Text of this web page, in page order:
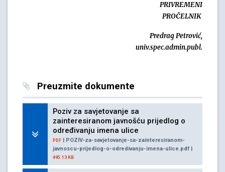
PRIVREMENI
PROČELNIK
Predrag Petrović,
univ.spec.admin.publ.
Preuzmite dokumente
Poziv za savjetovanje sa
zainteresiranom javnošću prijedlog o
određivanju imena ulice
PDF | POZIV-za-savjetovanje-sa-zainteresiranom-
javnoscu-prijedlog-o-odredivanju-imena-ulice.pdf |
495.13 KB